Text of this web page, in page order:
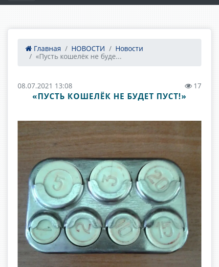
Главная НОВОСТИ
Новости
«Пусть кошелёк не буде...
08.07.2021 13:08 17
«ПУСТЬ КОШЕЛЁК НЕ БУДЕТ ПУСТ!»